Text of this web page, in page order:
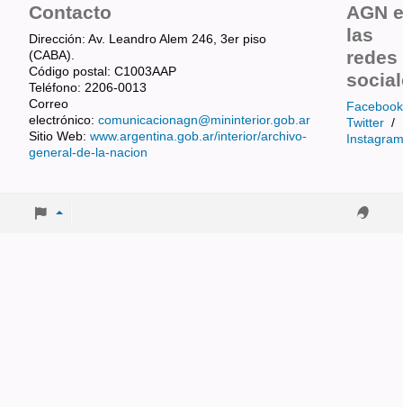
Contacto
Dirección: Av. Leandro Alem 246, 3er piso
(CABA).
Código postal: C1003AAP
Teléfono: 2206-0013
Correo
electrónico: comunicacionagn@mininterior.gob.ar
Sitio Web: www.argentina.gob.ar/interior/archivo-
general-de-la-nacion
AGN
las
redes
Facebook
Twitter /
Instagram